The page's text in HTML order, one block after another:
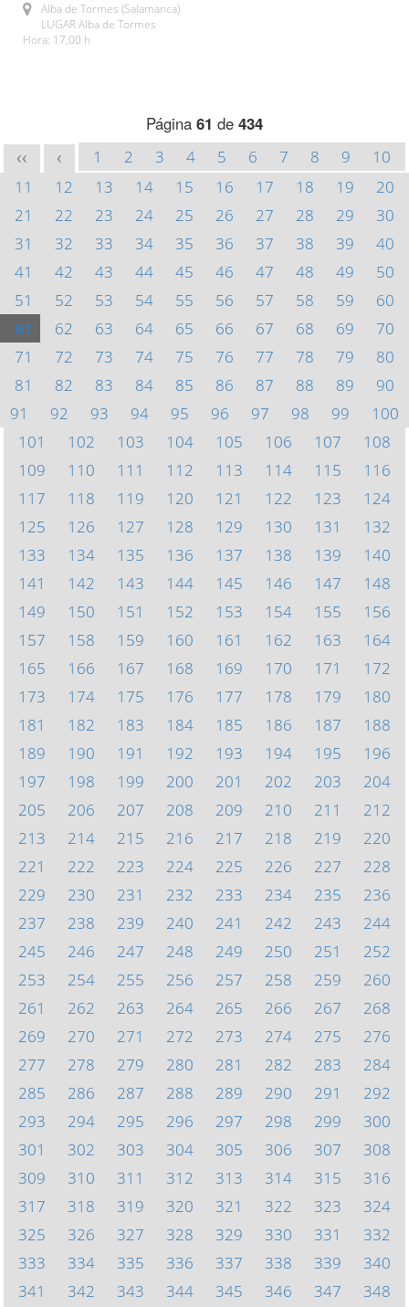
Alba de Tormes (Salamanca)
LUGAR Alba de Tormes
Hora: 17,00 h
Página 61 de 434
<< < 1 2 3 4 5 6 7 8 9
10
11
12 13 14 15 16 17 18 19
20
21
22 23 24 25 26 27 28 29
30
31
32 33 34 35 36 37 38 39
40
41
42 43 44 45 46 47 48 49
50
51
52 53 54 55 56 57 58 59
60
61
62 63 64 65 66 67 68 69
70
71
72 73 74 75 76 77 78 79
80
81
82 83 84 85 86 87 88 89
90
91
92 93 94 95 96 97 98 99
100
101
102 103 104 105 106 107
108
109
110 111 112 113 114 115
116
117
118 119 120 121 122 123
124
125
126 127 128 129 130 131
132
133
134 135 136 137 138 139
140
141
142 143 144 145 146 147
148
149
150 151 152 153 154 155
156
157
158 159 160 161 162 163
164
165
166 167 168 169 170 171
172
173
174 175 176 177 178 179
180
181
182 183 184 185 186 187
188
189
190 191 192 193 194 195
196
197
198 199 200 201 202 203
204
205
206 207 208 209 210 211
212
213
214 215 216 217 218 219
220
221
222 223 224 225 226 227
228
229
230 231 232 233 234 235
236
237
238 239 240 241 242 243
244
245
246 247 248 249 250 251
252
253
254 255 256 257 258 259
260
261
262 263 264 265 266 267
268
269
270 271 272 273 274 275
276
277
278 279 280 281 282 283
284
285
286 287 288 289 290 291
292
293
294 295 296 297 298 299
300
301
302 303 304 305 306 307
308
309
310 311 312 313 314 315
316
317
318 319 320 321 322 323
324
325
326 327 328 329 330 331
332
333
334 335 336 337 338 339
340
341
342 343 344 345 346 347 348